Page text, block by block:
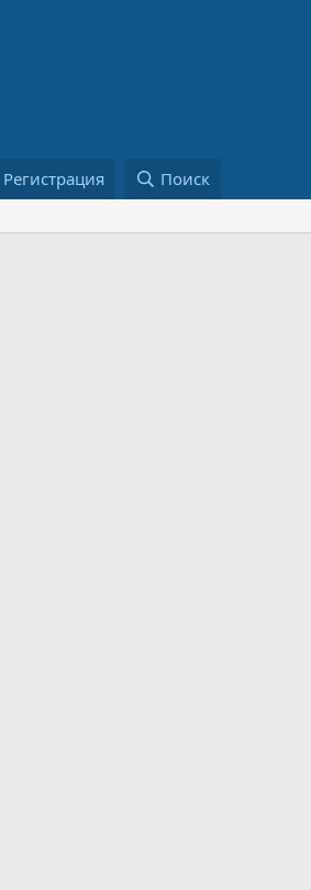
Регистрация Поиск